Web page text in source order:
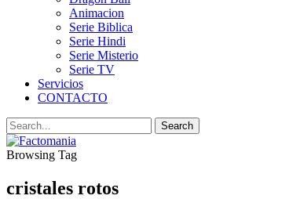
Animacion
Serie Biblica
Serie Hindi
Serie Misterio
Serie TV
Servicios
CONTACTO
Browsing Tag
cristales rotos